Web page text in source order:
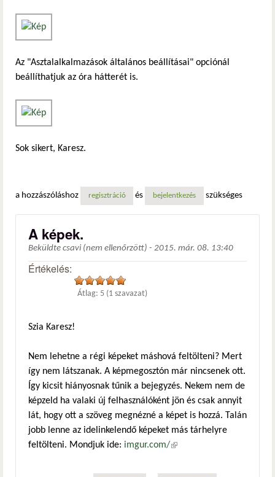
Az "Asztalalkalmazások általános beállításai" opciónál
beállíthatjuk az óra hátterét is.
Sok sikert, Karesz.
a hozzászóláshoz regisztráció és bejelentkezés szükséges
A képek.
Beküldte csavi (nem ellenőrzött) - 2015. már. 08. 13:40
Értékelés:
Átlag: 5 (1 szavazat)
Szia Karesz!
Nem lehetne a régi képeket máshová feltölteni? Mert
így nem látszanak. A képmegosztón már nincsenek ott.
Így kicsit hiányosnak tűnik a bejegyzés. Nekem nem de
képzeld ha valaki új felhasználóként jön és csak annyit
lát, hogy ott a szöveg megnézné a képet is hozzá. Talán
jobb lenne az idelinkelendő képeket más tárhelyre
feltölteni. Mondjuk ide: imgur.com/(külső hivatkozás)